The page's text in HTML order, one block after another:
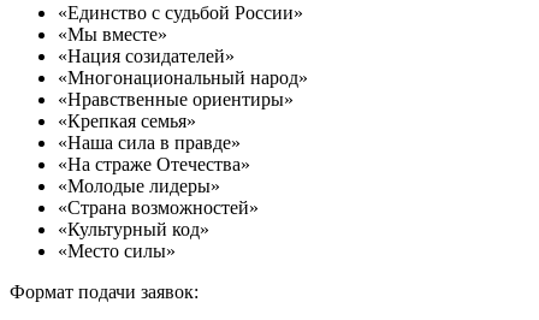
«Единство с судьбой России»
«Мы вместе»
«Нация созидателей»
«Многонациональный народ»
«Нравственные ориентиры»
«Крепкая семья»
«Наша сила в правде»
«На страже Отечества»
«Молодые лидеры»
«Страна возможностей»
«Культурный код»
«Место силы»
Формат подачи заявок: